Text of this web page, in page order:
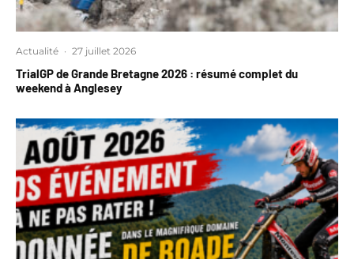
Actualité · 27 juillet 2026
TrialGP de Grande Bretagne 2026 : résumé complet du
weekend à Anglesey